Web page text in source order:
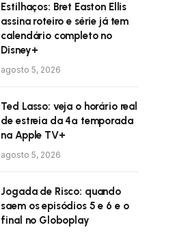
Estilhaços: Bret Easton Ellis
assina roteiro e série já tem
calendário completo no
Disney+
agosto 5, 2026
Ted Lasso: veja o horário real
de estreia da 4ª temporada
na Apple TV+
agosto 5, 2026
Jogada de Risco: quando
saem os episódios 5 e 6 e o
final no Globoplay